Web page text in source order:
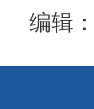
编辑